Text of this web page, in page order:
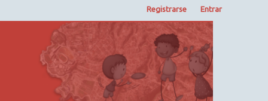
Registrarse Entrar